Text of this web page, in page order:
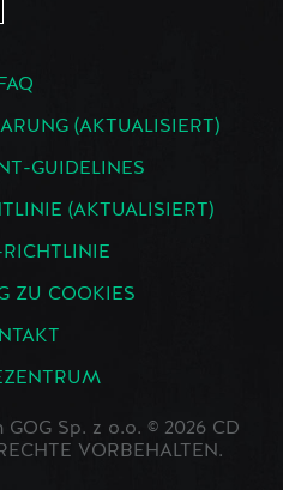
(AKTUALISIERT)
GUIDELINES
(AKTUALISIERT)
ZU COOKIES
Sp. z o.o. © 2026 CD
VORBEHALTEN.